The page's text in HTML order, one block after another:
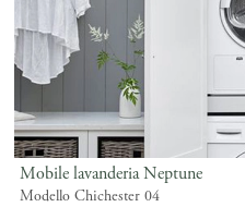
Mobile lavanderia Neptune
Modello Chichester 04